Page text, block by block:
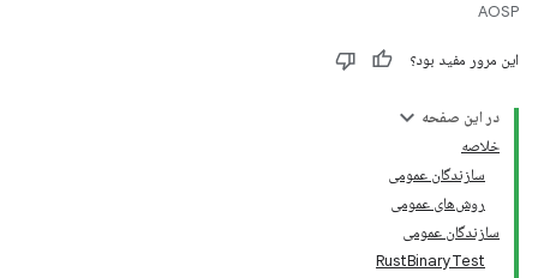
AOSP
این مرور مفید بود؟
در این صفحه
خلاصه
سازندگان عمومی
روش‌های عمومی
سازندگان عمومی
RustBinaryTest